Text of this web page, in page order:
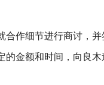
作细节进行商讨，并
金额和时间，向良木